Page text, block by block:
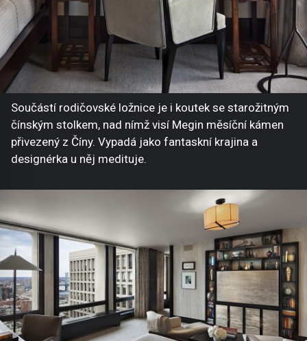
Součástí rodičovské ložnice je i koutek se starožitným
čínským stolkem, nad nímž visí Megin měsíční kámen
přivezený z Číny. Vypadá jako fantaskní krajina a
designérka u něj medituje.